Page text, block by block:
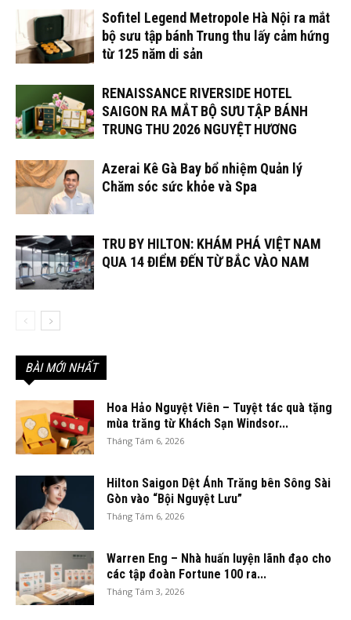
Sofitel Legend Metropole Hà Nội ra mắt
bộ sưu tập bánh Trung thu lấy cảm hứng
từ 125 năm di sản
RENAISSANCE RIVERSIDE HOTEL
SAIGON RA MẮT BỘ SƯU TẬP BÁNH
TRUNG THU 2026 NGUYỆT HƯƠNG
Azerai Kê Gà Bay bổ nhiệm Quản lý
Chăm sóc sức khỏe và Spa
TRU BY HILTON: KHÁM PHÁ VIỆT NAM
QUA 14 ĐIỂM ĐẾN TỪ BẮC VÀO NAM
BÀI MỚI NHẤT
Hoa Hảo Nguyệt Viên – Tuyệt tác quà tặng
mùa trăng từ Khách Sạn Windsor...
Tháng Tám 6, 2026
Hilton Saigon Dệt Ánh Trăng bên Sông Sài
Gòn vào “Bội Nguyệt Lưu”
Tháng Tám 6, 2026
Warren Eng – Nhà huấn luyện lãnh đạo cho
các tập đoàn Fortune 100 ra...
Tháng Tám 3, 2026